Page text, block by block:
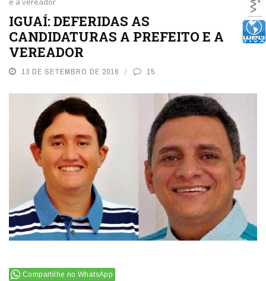
IGUAÍ: DEFERIDAS AS
CANDIDATURAS A PREFEITO E A
VEREADOR
13 DE SETEMBRO DE 2016 15
Compartilhe no WhatsApp